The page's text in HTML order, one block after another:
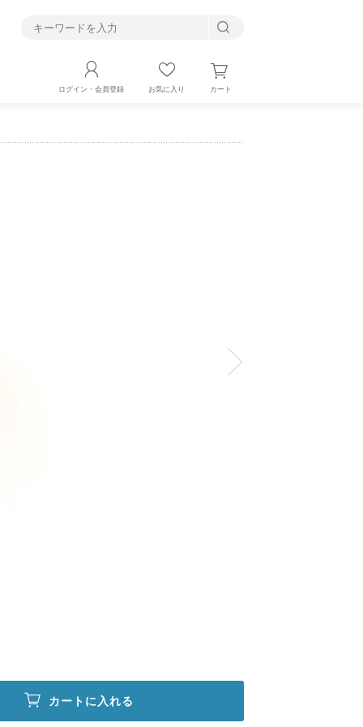
ログイン・会員登録 お気に入り カート
カートに入れる